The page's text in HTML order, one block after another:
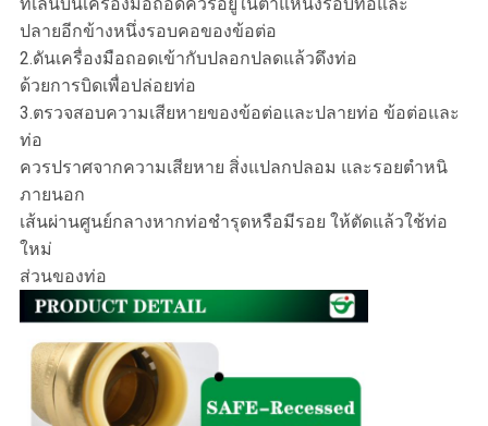
ที่เล่นบนเครื่องมือถอดควรอยู่ในตำแหน่งรอบท่อและ
ปลายอีกข้างหนึ่งรอบคอของข้อต่อ
2.ดันเครื่องมือถอดเข้ากับปลอกปลดแล้วดึงท่อ
ด้วยการบิดเพื่อปล่อยท่อ
3.ตรวจสอบความเสียหายของข้อต่อและปลายท่อ ข้อต่อและ
ท่อ
ควรปราศจากความเสียหาย สิ่งแปลกปลอม และรอยตำหนิ
ภายนอก
เส้นผ่านศูนย์กลางหากท่อชำรุดหรือมีรอย ให้ตัดแล้วใช้ท่อ
ใหม่
ส่วนของท่อ